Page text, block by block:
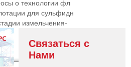
о технологии фл
для сульфидн
измельчения-
Связаться с
Нами